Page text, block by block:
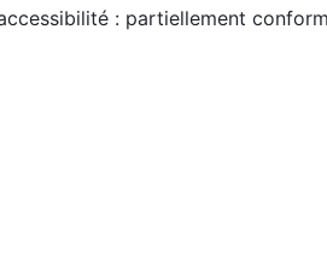
: partiellement